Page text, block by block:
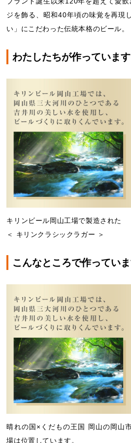
ジを飾る、昭和40年頃の味覚を再現
い」にこだわった伝統本格のビール。
わたしたちが作っています
キリンビール岡山工場で製造された
＜ キリンクラシックラガー ＞
こんなところで作ってい
晴れの国×くだもの王国 岡山の岡山
場は位置しています。